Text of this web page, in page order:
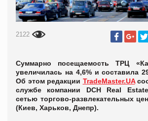
2122
Суммарно посещаемость ТРЦ
увеличилась на 4,6% и составила
Об этом редакции TradeMaster.UA
службе компании DCH Real
сетью торгово-развлекательных
(Киев, Харьков, Днепр).